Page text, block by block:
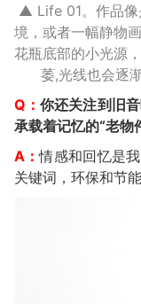
▲ Life 01。作品像
境，或者一幅静物
花瓶底部的小光源
萎,光线也会逐
Q： 你还关注到旧
承载着记忆的“老物
A：情感和回忆是
关键词，环保和节